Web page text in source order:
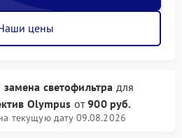
цены
замена светофильтра для
Olympus от900 руб.
текущую дату 09.08.2026